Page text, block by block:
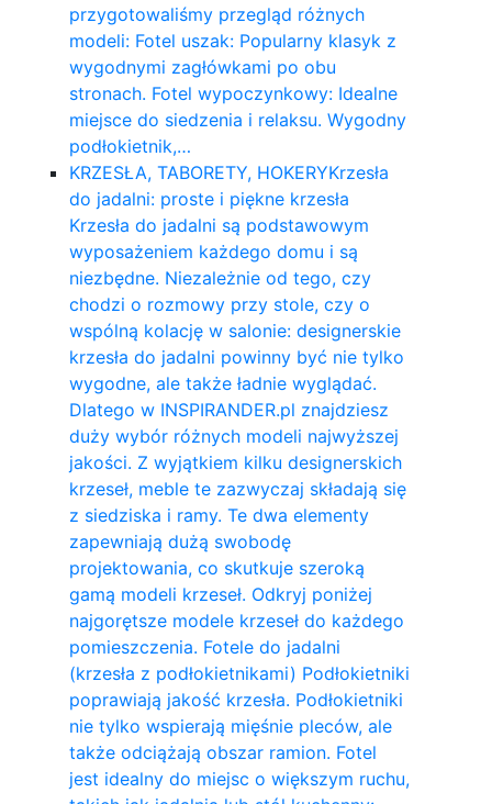
przygotowaliśmy przegląd różnych
modeli: Fotel uszak: Popularny klasyk z
wygodnymi zagłówkami po obu
stronach. Fotel wypoczynkowy: Idealne
miejsce do siedzenia i relaksu. Wygodny
podłokietnik,…
KRZESŁA, TABORETY, HOKERYKrzesła
do jadalni: proste i piękne krzesła
Krzesła do jadalni są podstawowym
wyposażeniem każdego domu i są
niezbędne. Niezależnie od tego, czy
chodzi o rozmowy przy stole, czy o
wspólną kolację w salonie: designerskie
krzesła do jadalni powinny być nie tylko
wygodne, ale także ładnie wyglądać.
Dlatego w INSPIRANDER.pl znajdziesz
duży wybór różnych modeli najwyższej
jakości. Z wyjątkiem kilku designerskich
krzeseł, meble te zazwyczaj składają się
z siedziska i ramy. Te dwa elementy
zapewniają dużą swobodę
projektowania, co skutkuje szeroką
gamą modeli krzeseł. Odkryj poniżej
najgorętsze modele krzeseł do każdego
pomieszczenia. Fotele do jadalni
(krzesła z podłokietnikami) Podłokietniki
poprawiają jakość krzesła. Podłokietniki
nie tylko wspierają mięśnie pleców, ale
także odciążają obszar ramion. ​Fotel
jest idealny do miejsc o większym ruchu,